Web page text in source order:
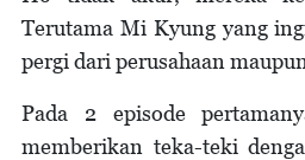
Terutama Mi Kyung yang
pergi dari perusahaan
Pada 2 episode
memberikan teka-teki